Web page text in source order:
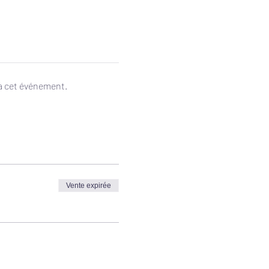
cet événement.
Vente expirée